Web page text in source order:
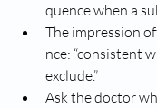
quence when a
The impression
nce: “consistent
exclude.”
Ask the doctor